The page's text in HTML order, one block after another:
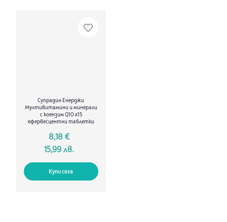
алфа-токоферол ацетат/ притежава значителна
антиоксидантна активност и предпазва от натрупване на
подпомага от витамин Е като по този начин взаимно
усилват действието си. Съдействат за поддържане на
равномерно съотношение между свободния и свързания
холестерол в кръвта. Предлага се в опаковка от 20 капсули.
Витамин А
Супрадин Енерджи
Мултивитамини и минерали
с коензим Q10 х15
ефервесцентни таблетки
8,18 €
15,99 лв.
Купи сега